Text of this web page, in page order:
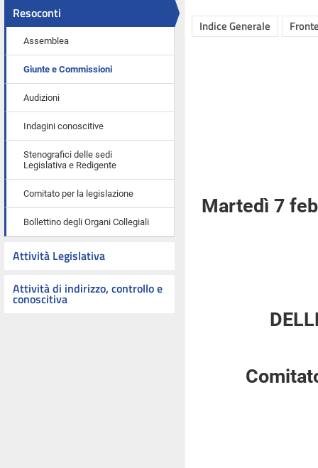
Resoconti
Assemblea
Giunte e Commissioni
Audizioni
Indagini conoscitive
Stenografici delle sedi
Legislativa e Redigente
Comitato per la legislazione
Bollettino degli Organi Collegiali
Attività Legislativa
Attività di indirizzo, controllo e
conoscitiva
Indice Generale
Martedì 7